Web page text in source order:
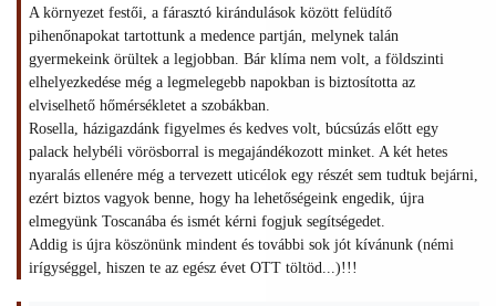
A környezet festői, a fárasztó kirándulások között felüdítő
pihenőnapokat tartottunk a medence partján, melynek talán
gyermekeink örültek a legjobban. Bár klíma nem volt, a földszinti
elhelyezkedése még a legmelegebb napokban is biztosította az
elviselhető hőmérsékletet a szobákban.
Rosella, házigazdánk figyelmes és kedves volt, búcsúzás előtt egy
palack helybéli vörösborral is megajándékozott minket. A két hetes
nyaralás ellenére még a tervezett uticélok egy részét sem tudtuk bejárni,
ezért biztos vagyok benne, hogy ha lehetőségeink engedik, újra
elmegyünk Toscanába és ismét kérni fogjuk segítségedet.
Addig is újra köszönünk mindent és további sok jót kívánunk (némi
irígységgel, hiszen te az egész évet OTT töltöd...)!!!